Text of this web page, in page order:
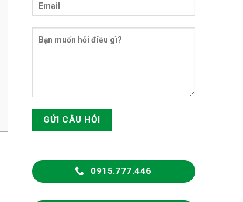
0915.777.446